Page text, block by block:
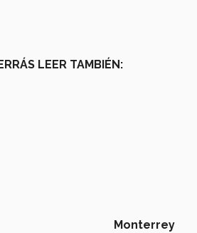
LEER TAMBIÉN:
Monterrey